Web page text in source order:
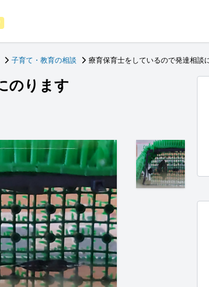
子育て・教育の相談 療育保育士をしているので発達相談
のります